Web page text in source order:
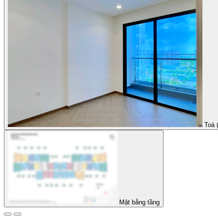
Toà
Mặt bằng tầng